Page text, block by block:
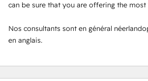
can be sure that you are offering the
Nos consultants sont en général
en anglais.